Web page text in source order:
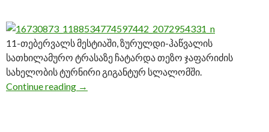
11-თებერვალს მესტიაში, ზურულდი-ჰაწვალის
სათხილამურო ტრასაზე ჩატარდა თეზო ჯაფარიძის
სახელობის ტურნირი გიგანტურ სლალომში.
Continue reading 11 თებერვალს მესტიაში “თეზოს თასი
→